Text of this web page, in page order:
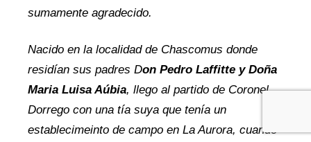
sumamente agradecido.
Nacido en la localidad de Chascomus donde
residían sus padres Don Pedro Laffitte y Doña
Maria Luisa Aúbia, llego al partido de Coronel
Dorrego con una tía suya que tenía un
establecimeinto de campo en La Aurora, cuando